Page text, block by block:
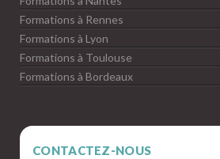
Formations à Rennes
Formations à Lyon
Formations à Toulouse
Formations à Bordeaux
CONTACTEZ-NOUS